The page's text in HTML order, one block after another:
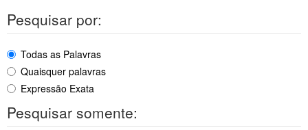
Pesquisar por:
Todas as Palavras
Quaisquer palavras
Expressão Exata
Pesquisar somente: